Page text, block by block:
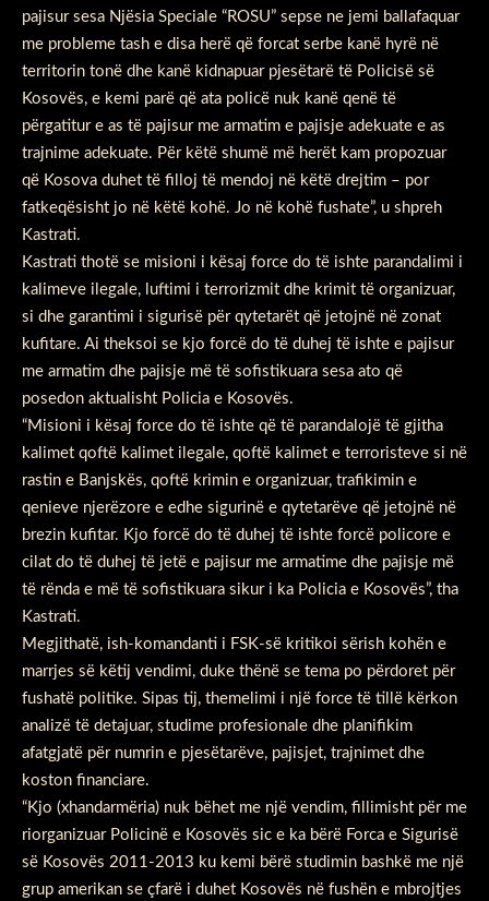
pajisur sesa Njësia Speciale “ROSU” sepse ne jemi ballafaquar
me probleme tash e disa herë që forcat serbe kanë hyrë në
territorin tonë dhe kanë kidnapuar pjesëtarë të Policisë së
Kosovës, e kemi parë që ata policë nuk kanë qenë të
përgatitur e as të pajisur me armatim e pajisje adekuate e as
trajnime adekuate. Për këtë shumë më herët kam propozuar
që Kosova duhet të filloj të mendoj në këtë drejtim – por
fatkeqësisht jo në këtë kohë. Jo në kohë fushate”, u shpreh
Kastrati.
Kastrati thotë se misioni i kësaj force do të ishte parandalimi i
kalimeve ilegale, luftimi i terrorizmit dhe krimit të organizuar,
si dhe garantimi i sigurisë për qytetarët që jetojnë në zonat
kufitare. Ai theksoi se kjo forcë do të duhej të ishte e pajisur
me armatim dhe pajisje më të sofistikuara sesa ato që
posedon aktualisht Policia e Kosovës.
“Misioni i kësaj force do të ishte që të parandalojë të gjitha
kalimet qoftë kalimet ilegale, qoftë kalimet e terroristeve si në
rastin e Banjskës, qoftë krimin e organizuar, trafikimin e
qenieve njerëzore e edhe sigurinë e qytetarëve që jetojnë në
brezin kufitar. Kjo forcë do të duhej të ishte forcë policore e
cilat do të duhej të jetë e pajisur me armatime dhe pajisje më
të rënda e më të sofistikuara sikur i ka Policia e Kosovës”, tha
Kastrati.
Megjithatë, ish-komandanti i FSK-së kritikoi sërish kohën e
marrjes së këtij vendimi, duke thënë se tema po përdoret për
fushatë politike. Sipas tij, themelimi i një force të tillë kërkon
analizë të detajuar, studime profesionale dhe planifikim
afatgjatë për numrin e pjesëtarëve, pajisjet, trajnimet dhe
koston financiare.
“Kjo (xhandarmëria) nuk bëhet me një vendim, fillimisht për me
riorganizuar Policinë e Kosovës sic e ka bërë Forca e Sigurisë
së Kosovës 2011-2013 ku kemi bërë studimin bashkë me një
grup amerikan se çfarë i duhet Kosovës në fushën e mbrojtjes